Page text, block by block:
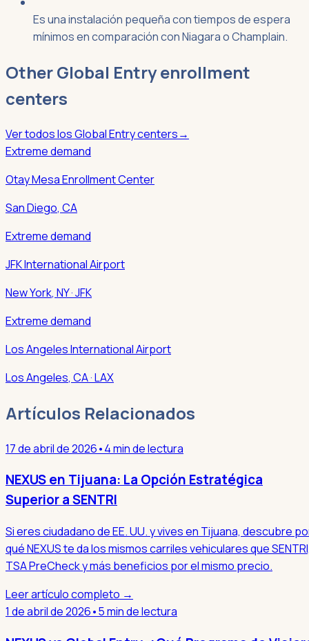
Es una instalación pequeña con tiempos de espera
mínimos en comparación con Niagara o Champlain.
OtherGlobal Entryenrollment
centers
Ver todos losGlobal Entrycenters→
Extreme demand
Otay Mesa Enrollment Center
San Diego, CA
Extreme demand
JFK International Airport
New York, NY· JFK
Extreme demand
Los Angeles International Airport
Los Angeles, CA· LAX
Artículos Relacionados
17 de abril de 2026•4 min de lectura
NEXUS en Tijuana: La Opción Estratégica
Superior a SENTRI
Si eres ciudadano de EE. UU. y vives en Tijuana, descubre
qué NEXUS te da los mismos carriles vehiculares que
TSA PreCheck y más beneficios por el mismo precio.
Leer artículo completo →
1 de abril de 2026•5 min de lectura